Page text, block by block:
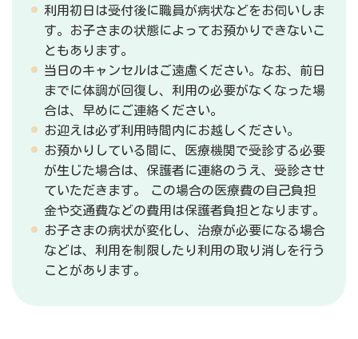
利用初日は受付後に職員が病状などをお伺いしま
す。お子さまの状態によってお預かりできないこ
ともあります。
当日のキャンセルはご遠慮ください。なお、前日
までに体調が回復し、利用の必要がなくなった場
合は、早めにご連絡ください。
お迎えは必ず利用時間内にお越しください。
お預かりしている間に、医療機関で受診する必要
が生じた場合は、保護者に連絡のうえ、受診させ
ていただきます。 この場合の医療費の自己負担
金や交通費などの費用は保護者負担となります。
お子さまの病状が変化し、治療が必要になる場合
などは、利用を制限したり利用の取り消しを行う
ことがあります。